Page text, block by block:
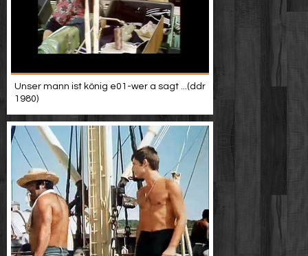
Unser mann ist könig e01-wer a sagt ...(ddr
1980)